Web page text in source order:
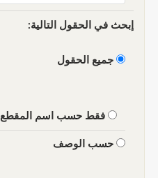
إبحث في الحقول التالية:
جميع الحقول
فقط حسب اسم المقطع
حسب الوصف